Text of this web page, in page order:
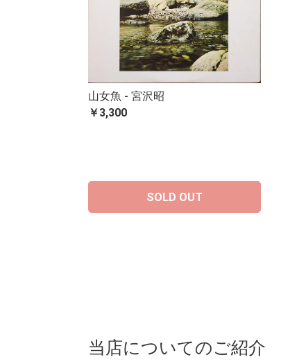
山女魚 - 宮沢昭
￥3,300
SOLD OUT
当店についてのご紹介